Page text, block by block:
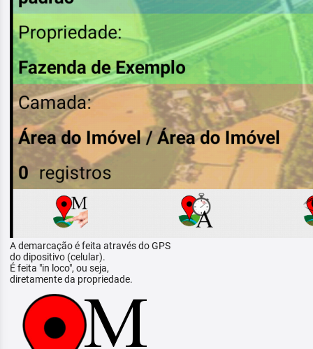
A demarcação é feita através do GPS
do dipositivo (celular).
É feita "in loco", ou seja,
diretamente da propriedade.